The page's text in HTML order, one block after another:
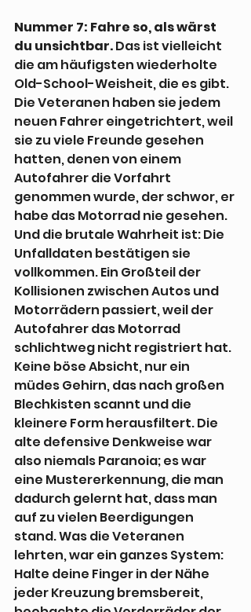
Nummer 7: Fahre so, als wärst
du unsichtbar. Das ist vielleicht
die am häufigsten wiederholte
Old-School-Weisheit, die es gibt.
Die Veteranen haben sie jedem
neuen Fahrer eingetrichtert, weil
sie zu viele Freunde gesehen
hatten, denen von einem
Autofahrer die Vorfahrt
genommen wurde, der schwor, er
habe das Motorrad nie gesehen.
Und die brutale Wahrheit ist: Die
Unfalldaten bestätigen sie
vollkommen. Ein Großteil der
Kollisionen zwischen Autos und
Motorrädern passiert, weil der
Autofahrer das Motorrad
schlichtweg nicht registriert hat.
Keine böse Absicht, nur ein
müdes Gehirn, das nach großen
Blechkisten scannt und die
kleinere Form herausfiltert. Die
alte defensive Denkweise war
also niemals Paranoia; es war
eine Mustererkennung, die man
dadurch gelernt hat, dass man
auf zu vielen Beerdigungen
stand. Was die Veteranen
lehrten, war ein ganzes System:
Halte deine Finger in der Nähe
jeder Kreuzung bremsbereit,